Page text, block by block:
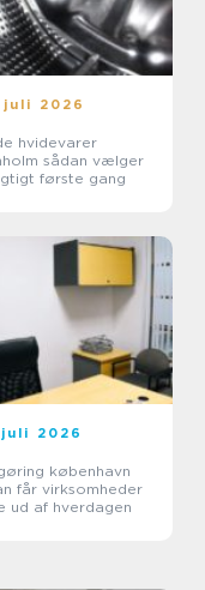
juli 2026
hvidevarer
vælger
første gang
2026
københavn
får virksomheder
ud af hverdagen